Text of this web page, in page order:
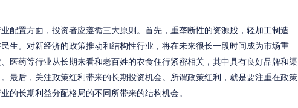
配置方面，投资者应遵循三大原则。首先，重垄断性的资源股，轻加工制造
生。对新经济的政策推动和结构性行业，将在未来很长一段时间成为市场重
医药等行业从长期来看和老百姓的衣食住行紧密相关，其中具有良好品牌和渠
最后，关注政策红利带来的长期投资机会。所谓政策红利，就是要注重在政策
的长期利益分配格局的不同所带来的结构机会。